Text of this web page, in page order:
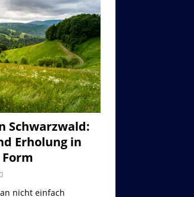
Schwarzwald:
Erholung in
nicht einfach